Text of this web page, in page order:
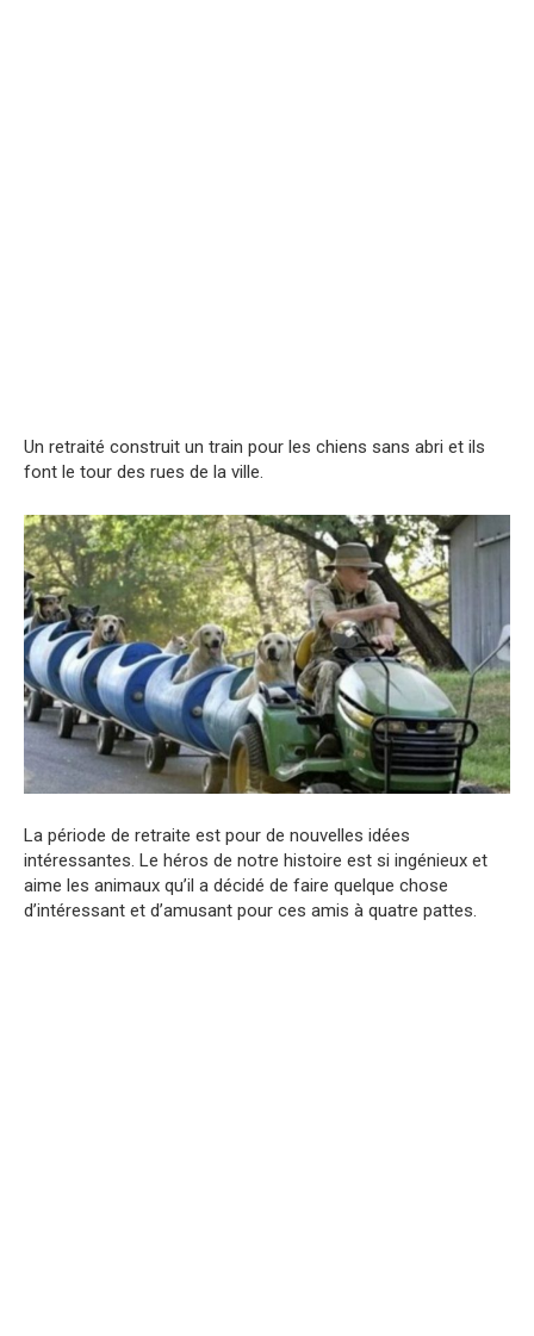
Un retraité construit un train pour les chiens sans abri et ils
font le tour des rues de la ville.
La période de retraite est pour de nouvelles idées
intéressantes. Le héros de notre histoire est si ingénieux et
aime les animaux qu’il a décidé de faire quelque chose
d’intéressant et d’amusant pour ces amis à quatre pattes.